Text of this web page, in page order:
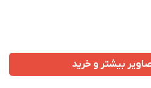
بیشتر و خرید